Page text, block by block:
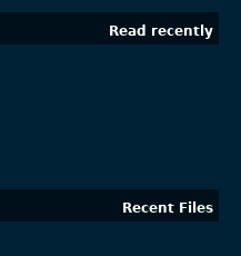
Read recently
Recent Files